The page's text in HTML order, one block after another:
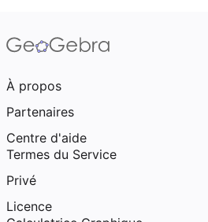
À propos
Partenaires
Centre d'aide
Termes du Service
Privé
Licence